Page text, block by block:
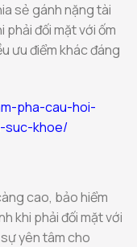
sẻ gánh nặng tài
phải đối mặt với ốm
ưu điểm khác đáng
pha-cau-hoi-
suc-khoe/
cao, bảo hiểm
khi phải đối mặt với
yên tâm cho